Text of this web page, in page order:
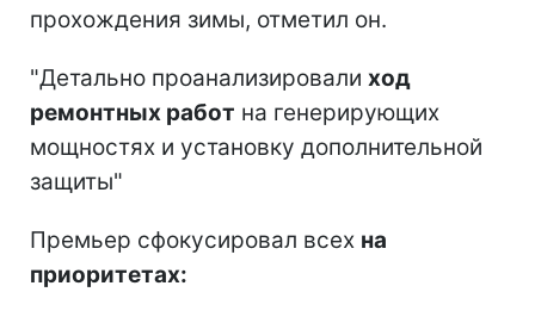
прохождения зимы, отметил он.
"Детально проанализировали ход
ремонтных работ на генерирующих
мощностях и установку дополнительной
защиты"
Премьер сфокусировал всех на
приоритетах: